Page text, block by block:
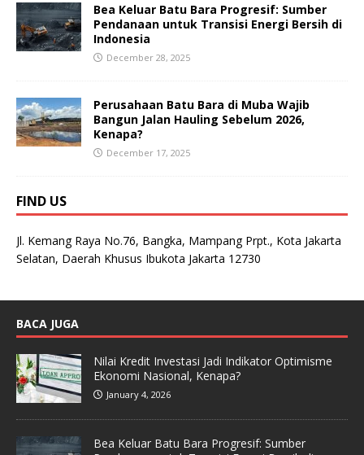
Bea Keluar Batu Bara Progresif: Sumber
Pendanaan untuk Transisi Energi Bersih di
Indonesia
December 28, 2025
Perusahaan Batu Bara di Muba Wajib
Bangun Jalan Hauling Sebelum 2026,
Kenapa?
December 17, 2025
FIND US
Jl. Kemang Raya No.76, Bangka, Mampang Prpt., Kota Jakarta
Selatan, Daerah Khusus Ibukota Jakarta 12730
BACA JUGA
Nilai Kredit Investasi Jadi Indikator Optimisme
Ekonomi Nasional, Kenapa?
January 4, 2026
Bea Keluar Batu Bara Progresif: Sumber